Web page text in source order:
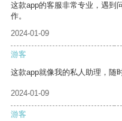
这款app的客服非常专业，遇到
作。
2024-01-09
游客
这款app就像我的私人助理，随
2024-01-09
游客